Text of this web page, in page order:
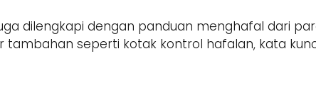
juga dilengkapi dengan panduan menghafal dari
tambahan seperti kotak kontrol hafalan, kata